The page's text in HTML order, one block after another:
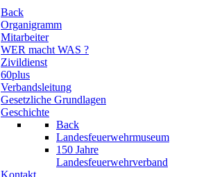
Back
Organigramm
Mitarbeiter
WER macht WAS ?
Zivildienst
60plus
Verbandsleitung
Gesetzliche Grundlagen
Geschichte
Back
Landesfeuerwehrmuseum
150 Jahre
Landesfeuerwehrverband
Kontakt